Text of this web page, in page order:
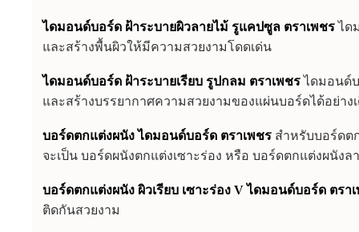
ไดมอนด์บอร์ด ฝ้าระบายผิวลายไม้ รูแคปซูล ตราเพชร ได
และสร้างพื้นผิวให้มีความสวยงามโดดเด่น
ไดมอนด์บอร์ด ฝ้าระบายเรียบ รูปกลม ตราเพชร ไดมอนด์
และสร้างบรรยากาศความสวยงามของแผ่นบอร์ดได้อย่างเ
บอร์ดตกแต่งผนัง ไดมอนด์บอร์ด ตราเพชร สำหรับบอร์ดต
จะเป็น บอร์ดผนังตกแต่งเซาะร่อง หรือ บอร์ดตกแต่งผนังล
บอร์ดตกแต่งผนัง ผิวเรียบ เซาะร่อง V ไดมอนด์บอร์ด ตรา
ติดกันสวยงาม